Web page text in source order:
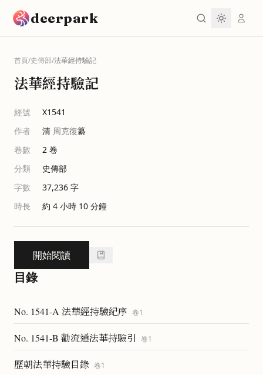
deerpark
首頁/史傳部/法華經持驗記
法華經持驗記
經號
X1541
作者
清 周克復纂
卷數
2 卷
分類
史傳部
字數
37,236 字
時長
約 4 小時 10 分鐘
開始閱讀
目錄
No. 1541-A 法華經持驗紀序 卷1
No. 1541-B 勸流通法華持驗引 卷1
歷朝法華持驗目錄 卷1